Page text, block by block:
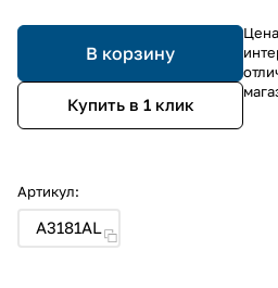
В корзину
Купить в 1 клик
Артикул:
A3181AL